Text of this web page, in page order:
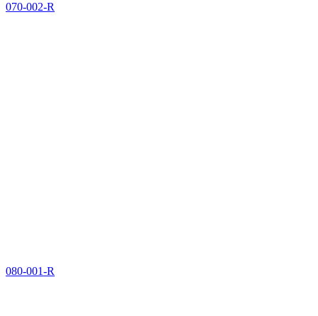
070-002-R
080-001-R